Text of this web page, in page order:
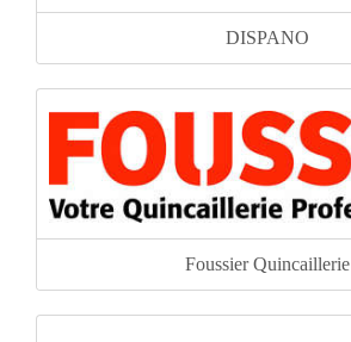
DISPANO
Foussier Quincaillerie